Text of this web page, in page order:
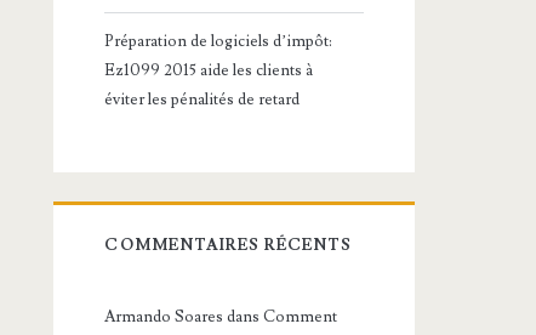
Préparation de logiciels d’impôt:
Ez1099 2015 aide les clients à
éviter les pénalités de retard
COMMENTAIRES RÉCENTS
Armando Soares dansComment